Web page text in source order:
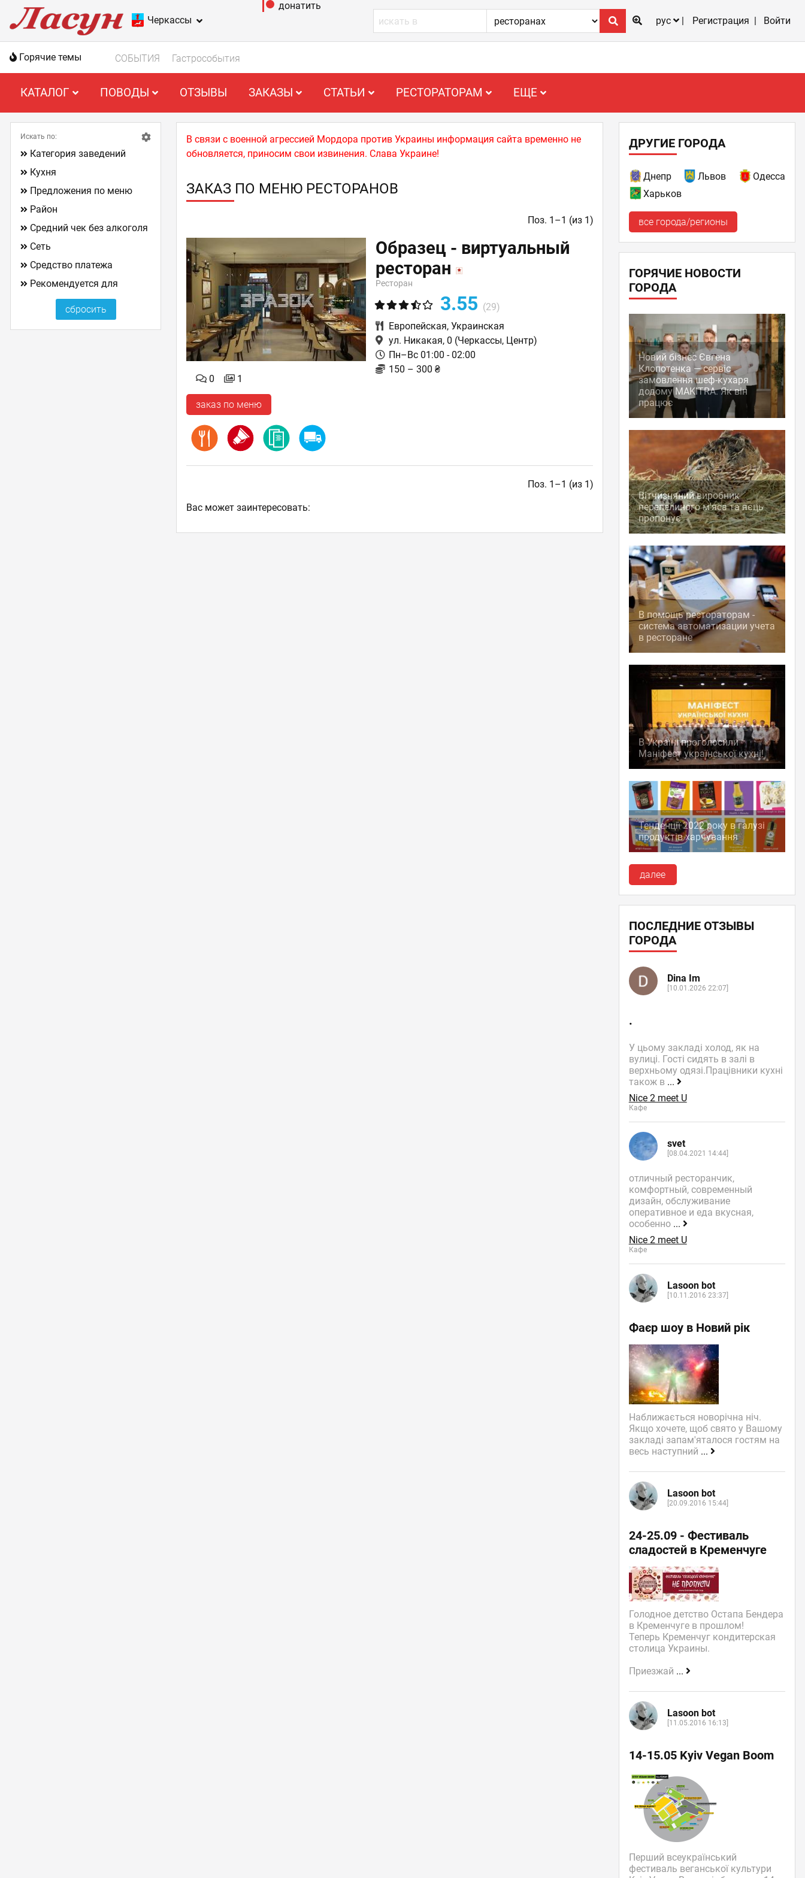
Черкассы
донатить
рус
Регистрация Войти
Горячие темы СОБЫТИЯ Гастрособытия
КАТАЛОГ ПОВОДЫ ОТЗЫВЫ ЗАКАЗЫ СТАТЬИ РЕСТОРАТОРАМ ЕЩЕ
В связи с военной агрессией Мордора против Украины информация сайта временно не
обновляется, приносим свои извинения. Слава Украине!
ЗАКАЗ ПО МЕНЮ РЕСТОРАНОВ
Поз. 1–1 (из 1)
0 1
заказ по меню
Образец - виртуальный
ресторан
Ресторан
3.55 (29)
Европейская,Украинская
ул. Никакая, 0 (Черкассы, Центр)
Пн–Вс 01:00 - 02:00
150 – 300 ₴
Поз. 1–1 (из 1)
Искать по:
Категория заведений
Кухня
Предложения по меню
Район
Средний чек без алкоголя
Сеть
Средство платежа
Рекомендуется для
Ваc может заинтересовать:
ДРУГИЕ ГОРОДА
Днепр Львов
Одесса
Харьков
все города/регионы
ГОРЯЧИЕ НОВОСТИ
ГОРОДА
Новий бізнес Євгена
Клопотенка — сервіс
замовлення шеф-кухаря
додому MAKITRA. Як він
працює
Вітчизняний виробник
перепелиного м'яса та яєць
пропонує
В помощь рестораторам -
система автоматизации учета
в ресторане
В Україні проголосили
Маніфест української кухні!
Тенденції 2022 року в галузі
продуктів харчування
далее
ПОСЛЕДНИЕ ОТЗЫВЫ
ГОРОДА
Dina Im
[10.01.2026 22:07]
.
У цьому закладі холод, як на
вулиці. Гості сидять в залі в
верхньому одязі.Працівники кухні
також в ...
Nice 2 meet U
Кафе
svet
[08.04.2021 14:44]
отличный ресторанчик,
комфортный, современный
дизайн, обслуживание
оперативное и еда вкусная,
особенно ...
Nice 2 meet U
Кафе
Lasoon bot
[10.11.2016 23:37]
Фаєр шоу в Новий рік
Наближається новорічна ніч.
Якщо хочете, щоб свято у Вашому
закладі запам'яталося гостям на
весь наступний ...
Lasoon bot
[20.09.2016 15:44]
24-25.09 - Фестиваль
сладостей в Кременчуге
Голодное детство Остапа Бендера
в Кременчуге в прошлом!
Теперь Кременчуг кондитерская
столица Украины.
Приезжай ...
Lasoon bot
[11.05.2016 16:13]
14-15.05 Kyiv Vegan Boom
Перший всеукраїнський
фестиваль веганської культури